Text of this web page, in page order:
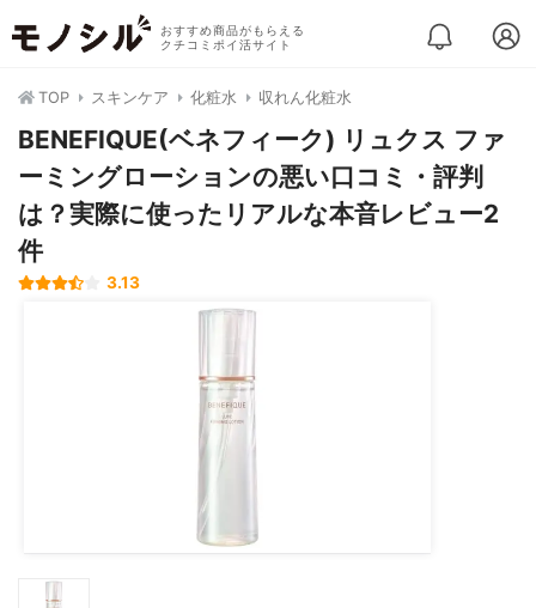
おすすめ商品がもらえる
クチコミポイ活サイト
TOP スキンケア 化粧水 収れん化粧水
BENEFIQUE(ベネフィーク) リュクス ファ
ーミングローションの悪い口コミ・評判
は？実際に使ったリアルな本音レビュー2
件
3.13